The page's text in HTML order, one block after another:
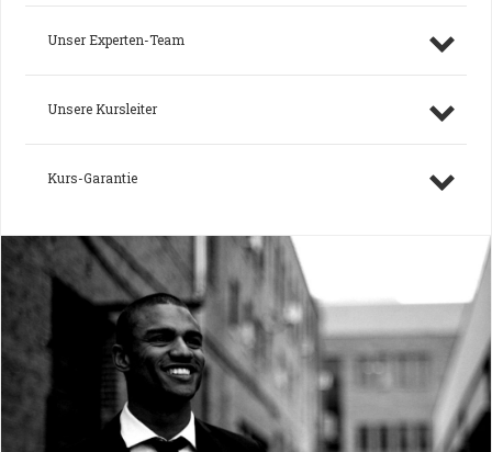
Unser Experten-Team
Unsere Kursleiter
Kurs-Garantie